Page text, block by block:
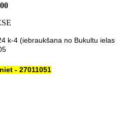
k-4 (iebraukšana no Bukultu ielas
- 27011051